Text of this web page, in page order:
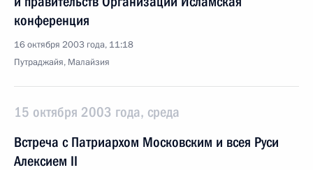
конференция
16 октября 2003 года, 11:18
Путраджайя, Малайзия
15 октября 2003 года, среда
Встреча с Патриархом Московским и всея Руси
Алексием II